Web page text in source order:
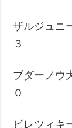
ザルジュ
３
ブダー
０
ビレツィ